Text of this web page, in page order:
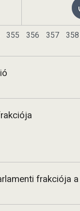
355 356 357 358
frakciója